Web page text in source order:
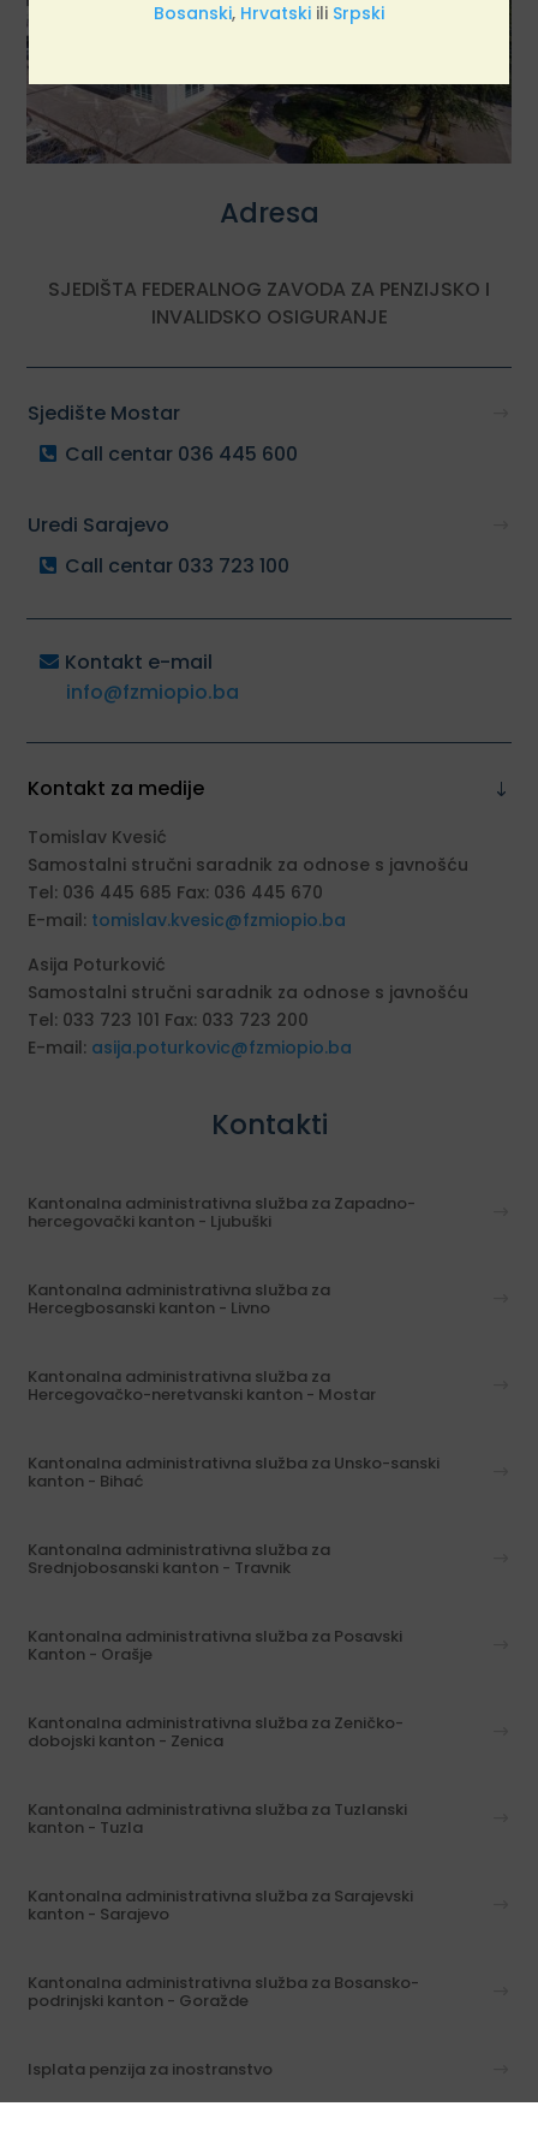
Adresa
SJEDIŠTA FEDERALNOG ZAVODA ZA PENZIJSKO I
INVALIDSKO OSIGURANJE
Sjedište Mostar
Call centar 036 445 600
Uredi Sarajevo
Call centar 033 723 100
Kontakt e-mail
info@fzmiopio.ba
Kontakt za medije
Tomislav Kvesić
Samostalni stručni saradnik za odnose s javnošću
Tel: 036 445 685 Fax: 036 445 670
E-mail: tomislav.kvesic@fzmiopio.ba
Asija Poturković
Samostalni stručni saradnik za odnose s javnošću
Tel: 033 723 101 Fax: 033 723 200
E-mail: asija.poturkovic@fzmiopio.ba
Kontakti
Kantonalna administrativna služba za Zapadno-
hercegovački kanton - Ljubuški
Kantonalna administrativna služba za
Hercegbosanski kanton - Livno
Kantonalna administrativna služba za
Hercegovačko-neretvanski kanton - Mostar
Kantonalna administrativna služba za Unsko-sanski
kanton - Bihać
Kantonalna administrativna služba za
Srednjobosanski kanton - Travnik
Kantonalna administrativna služba za Posavski
Kanton - Orašje
Kantonalna administrativna služba za Zeničko-
dobojski kanton - Zenica
Kantonalna administrativna služba za Tuzlanski
kanton - Tuzla
Kantonalna administrativna služba za Sarajevski
kanton - Sarajevo
Kantonalna administrativna služba za Bosansko-
podrinjski kanton - Goražde
Isplata penzija za inostranstvo
Bosanski, Hrvatski ili Srpski